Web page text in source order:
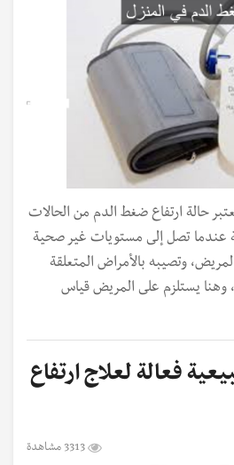
حالة ارتفاع ضغط الدم من الحالات
عندما تصل إلى مستويات غير صحية
وتصيبه بالأمراض المتعلقة
وهنا يستلزم على المريض قياس
فعالة لعلاج ارتفاع
3313 مشاهدة